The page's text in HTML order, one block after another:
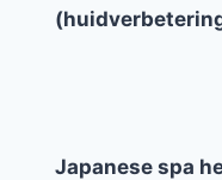
Japanese spa